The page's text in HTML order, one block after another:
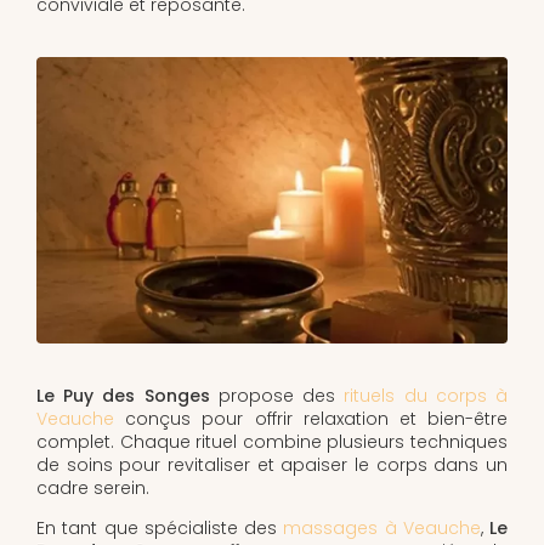
Le Puy des Songes propose des rituels du corps à
Veauche conçus pour offrir relaxation et bien-être
complet. Chaque rituel combine plusieurs techniques
de soins pour revitaliser et apaiser le corps dans un
cadre serein.
En tant que spécialiste des massages à Veauche, Le